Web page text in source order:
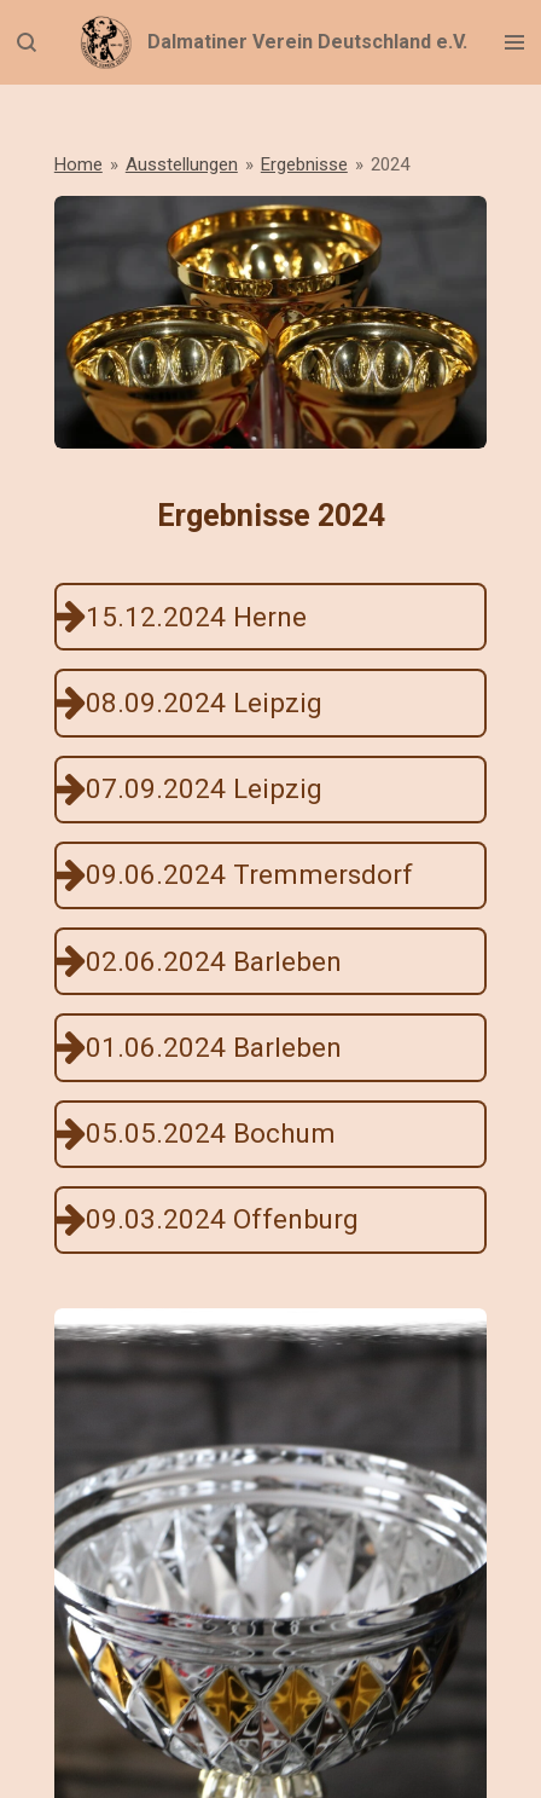
Hauptinhalt
Dalmatiner Verein Deutschland e.V.
Home » Ausstellungen » Ergebnisse » 2024
Ergebnisse 2024
15.12.2024 Herne
08.09.2024 Leipzig
07.09.2024 Leipzig
09.06.2024 Tremmersdorf
02.06.2024 Barleben
01.06.2024 Barleben
05.05.2024 Bochum
09.03.2024 Offenburg